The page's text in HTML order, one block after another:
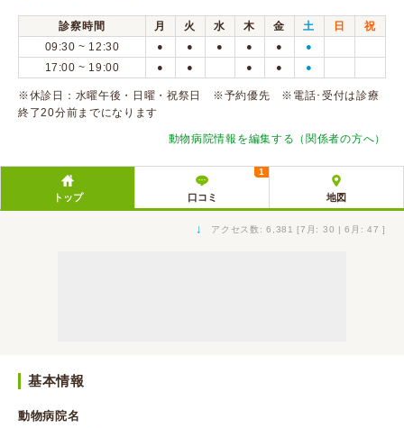
Calooペットとは？
口コミ投稿
診察時間 月 火 水 木 金 土 日
祝
09:30 ~ 12:30
● ● ● ● ● ●
17:00 ~ 19:00 ● ● ● ● ●
※休診日：水曜午後・日曜・祝祭日 ※予約優先 ※電話･受付は診療
終了20分前までになります
動物病院情報を編集する（関係者の方へ）
トップ 口コミ
1
地図
↓ アクセス数: 6,381 [7月: 30 | 6月: 47 ]
基本情報
動物病院名